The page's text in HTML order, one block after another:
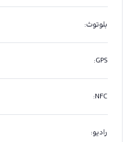
بلوتوث:
GPS
:
NFC
:
رادیو: